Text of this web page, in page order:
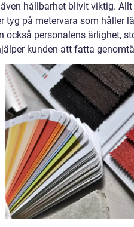
hållbarhet blivit viktig.
tyg på metervara som håller
också personalens ärlighet,
kunden att fatta